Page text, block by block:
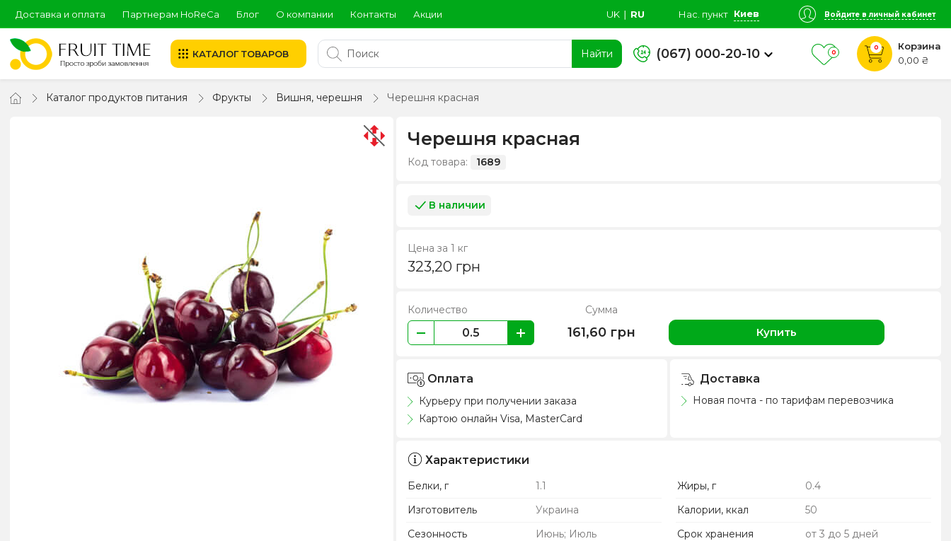
Доставка и оплата Партнерам HoReCa Блог О компании Контакты Акции UK ∣ RU Нас. пункт Киев Войдите в личный кабинет
КАТАЛОГ ТОВАРОВ Найти (067) 000-20-10 0
0
Корзина
0,00 ₴
Каталог продуктов питания Фрукты Вишня, черешня Черешня красная
Черешня красная
Код товара: 1689
В наличии
Цена за 1 кг
323,20 грн
Количество Сумма
161,60 грн Купить
Оплата
Курьеру при получении заказа
Картою онлайн Visa, MasterCard
Доставка
Новая почта - по тарифам перевозчика
Характеристики
Белки, г 1.1 Жиры, г
0.4
Изготовитель
Украина Калории, ккал
50
Сезонность
Июнь; Июль Срок хранения
от 3 до 5 дней